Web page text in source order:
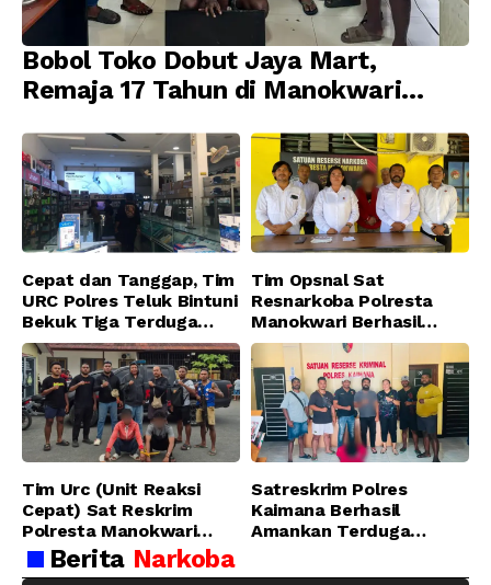
Bobol Toko Dobut Jaya Mart,
Remaja 17 Tahun di Manokwari
Jatanras Polda Papua Barat
Cepat dan Tanggap, Tim
URC Polres Teluk Bintuni
Bekuk Tiga Terduga
Pelaku Pencurian di SMA
Sanawesen
Tim Opsnal Sat
Resnarkoba Polresta
Manokwari Berhasil
Ungkap Kasus Tindak
Pidana Narkotika
Golongan I Jenis Shabu
di SP 4 Distrik Prafi kab.
Manokwari
Tim Urc (Unit Reaksi
Cepat) Sat Reskrim
Polresta Manokwari
Berhasil Tangkap 2
Pelaku Pengeroyokan di
Satreskrim Polres
Kaimana Berhasil
Amankan Terduga
Menggunakan Senjata
Berita Narkoba